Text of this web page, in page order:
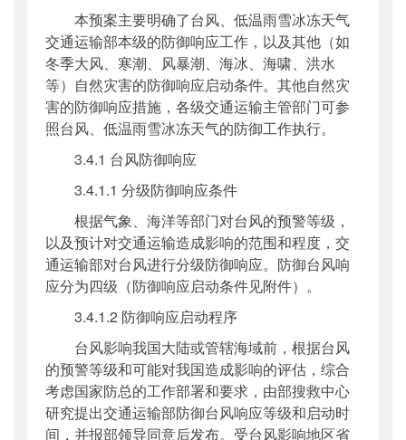
本预案主要明确了台风、低温雨雪冰冻天气
交通运输部本级的防御响应工作，以及其他（如
冬季大风、寒潮、风暴潮、海冰、海啸、洪水
等）自然灾害的防御响应启动条件。其他自然灾
害的防御响应措施，各级交通运输主管部门可参
照台风、低温雨雪冰冻天气的防御工作执行。
3.4.1 台风防御响应
3.4.1.1 分级防御响应条件
根据气象、海洋等部门对台风的预警等级，
以及预计对交通运输造成影响的范围和程度，交
通运输部对台风进行分级防御响应。防御台风响
应分为四级（防御响应启动条件见附件）。
3.4.1.2 防御响应启动程序
台风影响我国大陆或管辖海域前，根据台风
的预警等级和可能对我国造成影响的评估，综合
考虑国家防总的工作部署和要求，由部搜救中心
研究提出交通运输部防御台风响应等级和启动时
间，并报部领导同意后发布。受台风影响地区省